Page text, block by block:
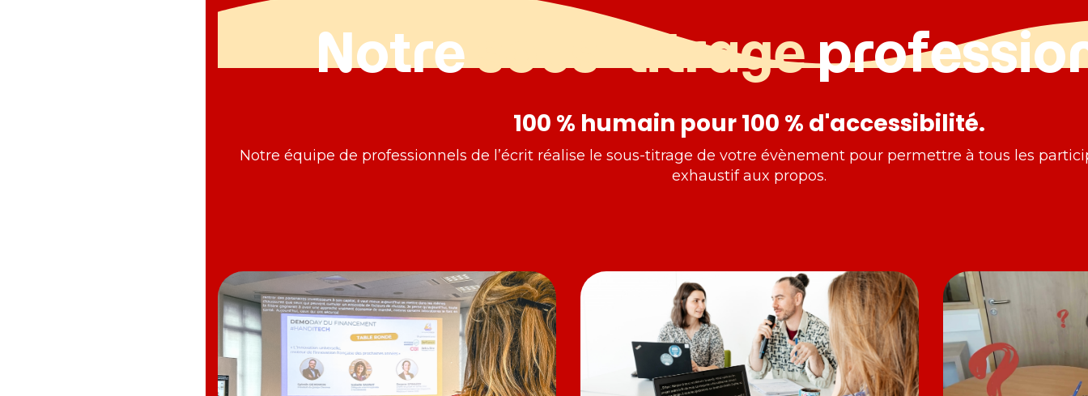
Notresous-titrage
100 % humain pour 100 % d'accessibilité.
Notre équipe de professionnels de l’écrit réalise le sous-titrage de votre évènement pour permettre à tous les
exhaustif aux propos.